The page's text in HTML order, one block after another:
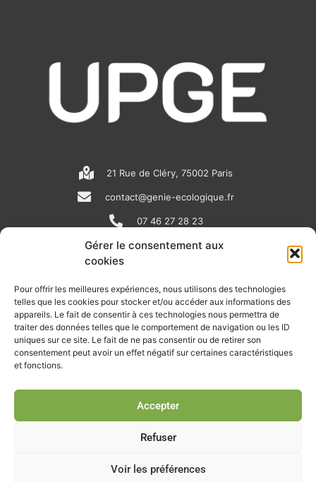
Gérer le consentement aux
cookies
Pour offrir les meilleures expériences, nous utilisons des technologies
telles que les cookies pour stocker et/ou accéder aux informations des
appareils. Le fait de consentir à ces technologies nous permettra de
traiter des données telles que le comportement de navigation ou les ID
uniques sur ce site. Le fait de ne pas consentir ou de retirer son
consentement peut avoir un effet négatif sur certaines caractéristiques
et fonctions.
Accepter
Refuser
Voir les préférences
21 Rue de Cléry, 75002 Paris
contact@genie-ecologique.fr
07 46 27 28 23
N
e
w
s
p
p
e
i
n
k
e
i
n
o
u
t
u
e
RECEVOIR L'ACTU DE LA FILIÈRE
Retrouvez tous les mois les articles terrain de nos adhérents, les
rendez-vous importants de la filière, nos offres de stages et
Je m'abonne à la lettre d'info